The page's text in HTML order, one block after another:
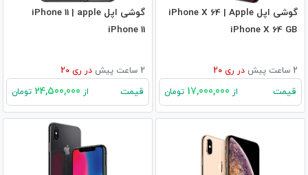
گوشی اپل iPhone X 64 | Apple
iPhone X 64 GB
2 ساعت پیش در ری 20
قیمت از تومان
گوشی اپل iPhone 11 | apple
iPhone 11
2 ساعت پیش در ری 20
قیمت از تومان